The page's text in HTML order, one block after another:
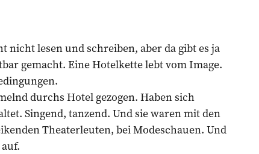
nicht lesen und schreiben, aber da gibt es ja
gemacht. Eine Hotelkette lebt vom Image.
durchs Hotel gezogen. Haben sich
Singend, tanzend. Und sie waren mit den
Theaterleuten, bei Modeschauen. Und